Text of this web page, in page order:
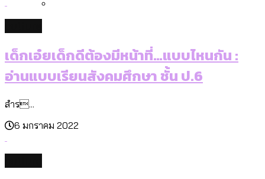
2569) ของ กทม. ในยุคชัชชาติ ลงเขตไหน
ทำอะไรบ้าง
เด็กเอ๋ยเด็กดีต้องมีหน้าที่…แบบไหนกัน :
อ่านแบบเรียนสังคมศึกษา ชั้น ป.6
สำร...
6 มกราคม 2022